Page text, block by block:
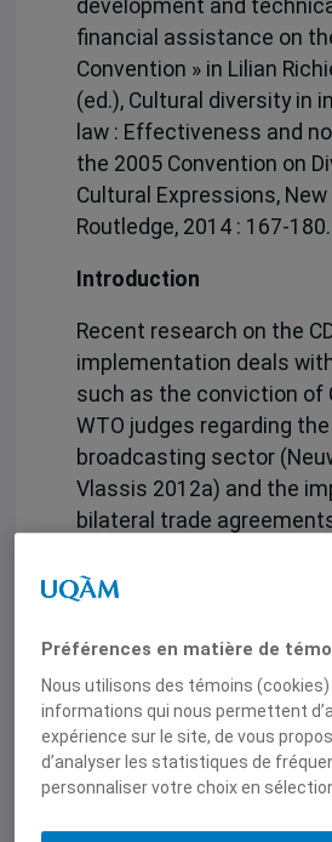
development and
financial assistance on
Convention » in Lilian
(ed.), Cultural diversity in
law : Effectiveness and
the 2005 Convention on
Cultural Expressions, New
Routledge, 2014 : 167-180.
Introduction
Recent research on the
implementation deals
such as the conviction of
WTO judges regarding
broadcasting sector
Vlassis 2012a) and the
bilateral trade
Hanania 2012), as well as
Cooperation promoted by
and DeVille 2011; Richieri
Nevertheless, cultural
the CDCE’s impact on its
remain a neglected
literature on the CDCE by
Préférences en matière de
Nous utilisons des témoins
informations qui nous permettent
expérience sur le site, de vous
d’analyser les statistiques de
personnaliser votre choix en